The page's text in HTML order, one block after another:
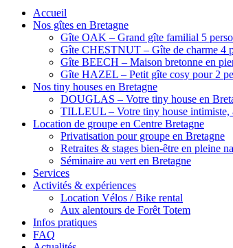
Accueil
Nos gîtes en Bretagne
Gîte OAK – Grand gîte familial 5
Gîte CHESTNUT – Gîte de charme 4
Gîte BEECH – Maison bretonne en
Gîte HAZEL – Petit gîte cosy pour 2
Nos tiny houses en Bretagne
DOUGLAS – Votre tiny house en
TILLEUL – Votre tiny house intimiste,
Location de groupe en Centre Bretagne
Privatisation pour groupe en Bretagne
Retraites & stages bien-être en pleine
Séminaire au vert en Bretagne
Services
Activités & expériences
Location Vélos / Bike rental
Aux alentours de Forêt Totem
Infos pratiques
FAQ